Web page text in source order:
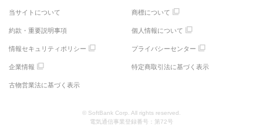
当サイトについて 商標について
約款・重要説明事項 個人情報について
情報セキュリティポリシー プライバシーセンター
企業情報 特定商取引法に基づく表示
古物営業法に基づく表示
© SoftBank Corp. All rights reserved.
電気通信事業登録番号：第72号